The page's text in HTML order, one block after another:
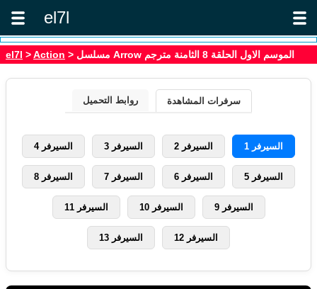
el7l
el7l >Action > مسلسل Arrow الموسم الاول الحلقة 8 الثامنة مترجم
سرفرات المشاهدة روابط التحميل
السيرفر 1 السيرفر 2 السيرفر 3 السيرفر 4
السيرفر 5 السيرفر 6 السيرفر 7 السيرفر 8
السيرفر 9 السيرفر 10 السيرفر 11
السيرفر 12 السيرفر 13